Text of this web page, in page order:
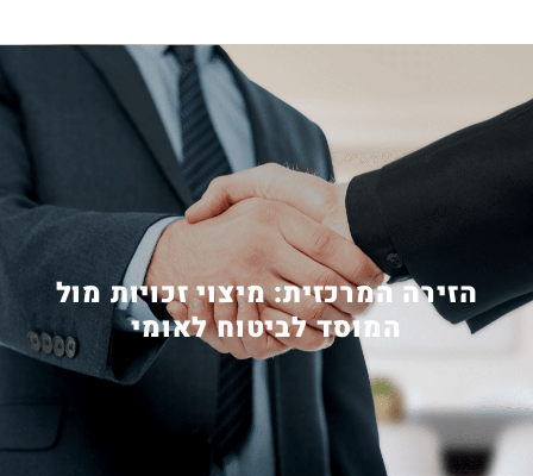
הזירה המרכזית: מיצוי זכויות מול
המוסד לביטוח לאומי